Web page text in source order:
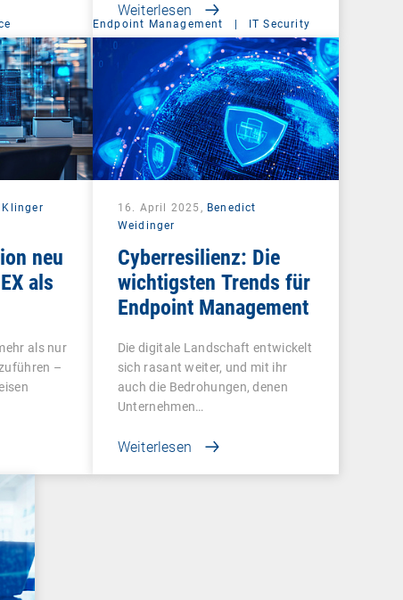
Weiterlesen
Klinger
neu
als
als nur
–
Endpoint Management | IT Security
16. April 2025, Benedict
Weidinger
Cyberresilienz: Die
wichtigsten Trends für
Endpoint Management
Die digitale Landschaft entwickelt
sich rasant weiter, und mit ihr
auch die Bedrohungen, denen
Unternehmen…
Weiterlesen